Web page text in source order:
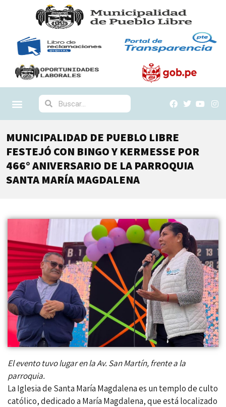
MUNICIPALIDAD DE PUEBLO LIBRE
FESTEJÓ CON BINGO Y KERMESSE POR
466° ANIVERSARIO DE LA PARROQUIA
SANTA MARÍA MAGDALENA
El evento tuvo lugar en la Av. San Martín, frente a la
parroquia.
La Iglesia de Santa María Magdalena es un templo de culto
católico, dedicado a María Magdalena, que está localizado